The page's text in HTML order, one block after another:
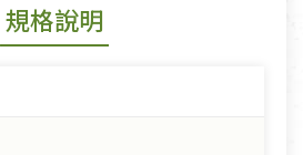
規格說明